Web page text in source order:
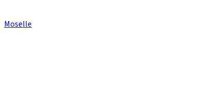
Moselle